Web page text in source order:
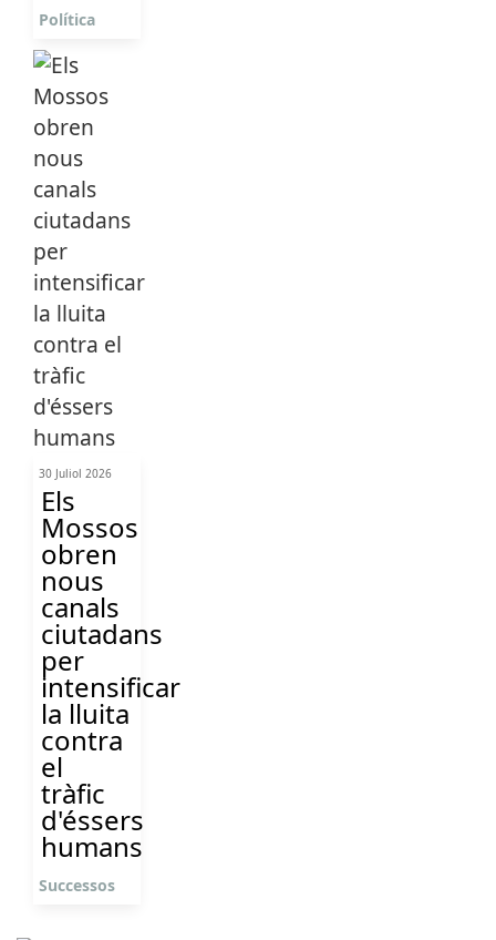
Política
30 Juliol 2026
Els
Mossos
obren
nous
canals
ciutadans
per
intensificar
la lluita
contra
el
tràfic
d'éssers
humans
Successos